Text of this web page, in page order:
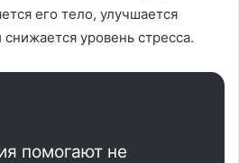
его тело, улучшается
уровень стресса.
помогают не